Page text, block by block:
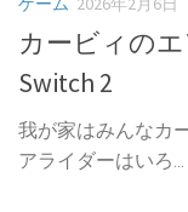
カービィの
Switch 2
我が家はみんなカ
アライダーはいろ...